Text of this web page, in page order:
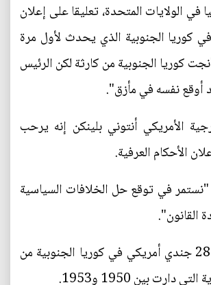
في الولايات المتحدة، تعليقا على إعلان
في كوريا الجنوبية الذي يحدث لأول مرة
عام 1980 "نجت كوريا الجنوبية من كارثة لكن الرئيس
أوقع نفسه في مأزق".
الأمريكي أنتوني بلينكن إنه يرحب
الأحكام العرفية.
في توقع حل الخلافات السياسية
القانون".
وهناك نحو 28500 جندي أمريكي في كوريا الجنوبية من
دارت بين 1950 و1953.